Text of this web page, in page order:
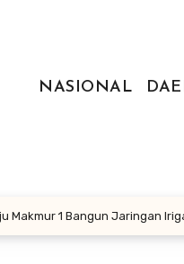
NASIONAL
Makmur 1 Bangun Jaringan